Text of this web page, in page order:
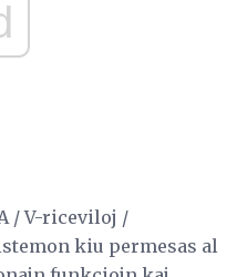
/ V-riceviloj /
kiu permesas al